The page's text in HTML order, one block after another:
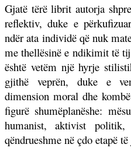
Gjatë tërë librit autorja
reflektiv, duke e
ndër ata individë që nuk
me thellësinë e ndikimit të
është vetëm një hyrje
gjithë veprën, duke e
dimension moral dhe
figurë shumëplanëshe:
humanist, aktivist
qëndrueshme në çdo etapë